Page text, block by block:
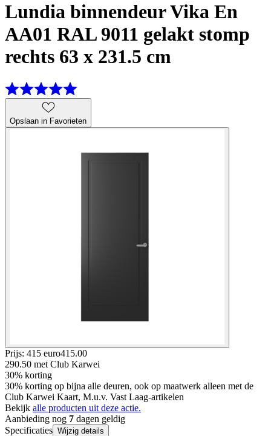
Lundia binnendeur Vika En
AA01 RAL 9011 gelakt stomp
rechts 63 x 231.5 cm
Opslaan in Favorieten
Prijs: 415 euro415.00
290.50 met Club Karwei
30% korting
30% korting op bijna alle deuren, ook op maatwerk alleen met de
Club Karwei Kaart, M.u.v. Vast Laag-artikelen
Bekijk alle producten uit deze actie.
Aanbieding nog 7 dagen geldig
Specificaties Wijzig details